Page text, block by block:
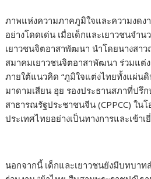
ภาพแห่งความภาคภูมิใจและความงด
อย่างโดดเด่น เมื่อเด็กและเยาวชนจำ
เยาวชนจิตอาสาพัฒนา นำโดยนางสา
สมาคมเยาวชนจิตอาสาพัฒนา ร่วมแต่
ภายใต้แนวคิด “ภูมิใจแต่งไทยทั้งแผ่น
มาดามเสียน ฮุย รองประธานสภาที่ปรึ
สาธารณรัฐประชาชนจีน (CPPCC) ในโ
ประเทศไทยอย่างเป็นทางการและเข้า
นอกจากนี้ เด็กและเยาวชนยังมีบทบา